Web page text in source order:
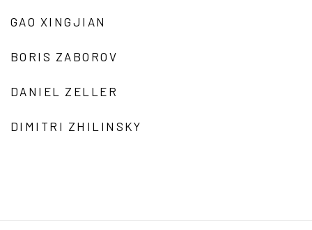
GAO XINGJIAN
BORIS ZABOROV
DANIEL ZELLER
DIMITRI ZHILINSKY